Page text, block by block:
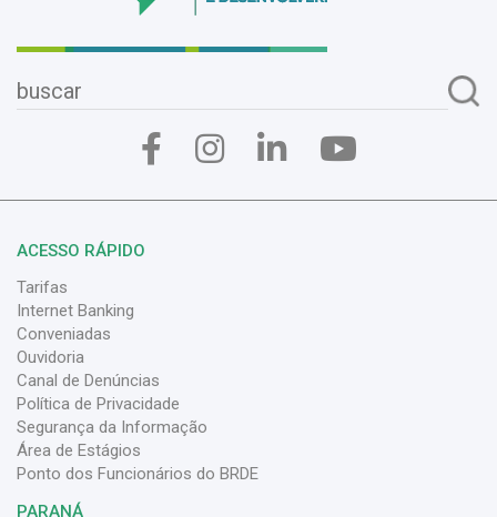
ACESSO RÁPIDO
Tarifas
Internet Banking
Conveniadas
Ouvidoria
Canal de Denúncias
Política de Privacidade
Segurança da Informação
Área de Estágios
Ponto dos Funcionários do BRDE
PARANÁ